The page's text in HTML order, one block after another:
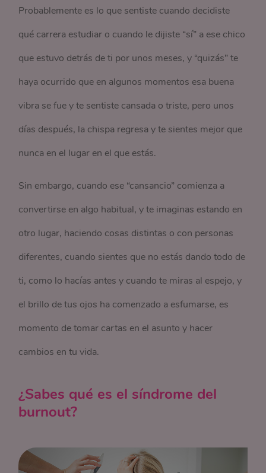
Probablemente es lo que sentiste cuando decidiste
qué carrera estudiar o cuando le dijiste “sí” a ese chico
que estuvo detrás de ti por unos meses, y “quizás” te
haya ocurrido que en algunos momentos esa buena
vibra se fue y te sentiste cansada o triste, pero unos
días después, la chispa regresa y te sientes mejor que
nunca en el lugar en el que estás.
Sin embargo, cuando ese “cansancio” comienza a
convertirse en algo habitual, y te imaginas estando en
otro lugar, haciendo cosas distintas o con personas
diferentes, cuando sientes que no estás dando todo de
ti, como lo hacías antes y cuando te miras al espejo, y
el brillo de tus ojos ha comenzado a esfumarse, es
momento de tomar cartas en el asunto y hacer
cambios en tu vida.
¿Sabes qué es el síndrome del
burnout?